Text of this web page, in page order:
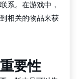
系。在游戏中，
相关的物品来获
要性